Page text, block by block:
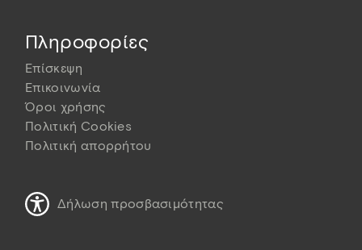
Πληροφορίες
Επίσκεψη
Επικοινωνία
Όροι χρήσης
Πολιτική Cookies
Πολιτική απορρήτου
Δήλωση προσβασιμότητας